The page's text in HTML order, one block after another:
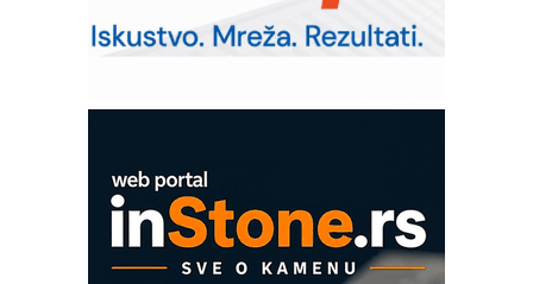
RMQ-TITAN ADVANCED INDICATOR
– Pametna signalizacija za efikasnije
upravljanje mašinama
era CNC merenja
Proizvodnja iC7 Hybrid 1500 VDC
mrežnog pretvarača sa tečnim
hlađenjem
COMBYPACK